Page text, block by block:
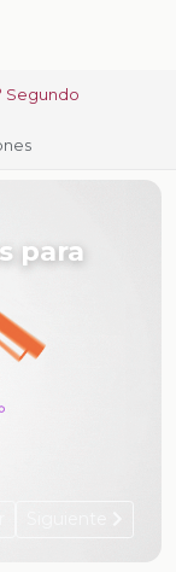
Segundo
para